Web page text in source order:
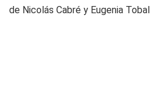
de Nicolás Cabré y Eugenia